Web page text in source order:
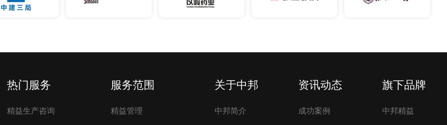
热门服务
精益生产咨询
服务范围
精益管理
关于中邦
中邦简介
资讯动态
成功案例
旗下品牌
中邦精益